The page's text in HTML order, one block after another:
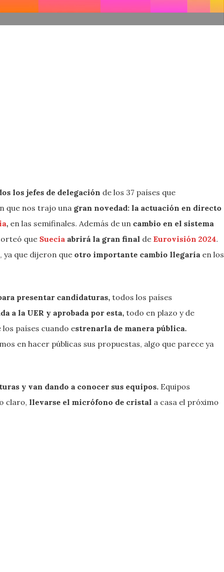
los jefes de delegación de los 37 países que
que nos trajo una gran novedad: la actuación en directo
, en las semifinales. Además de un cambio en el sistema
que Suecia abrirá la gran final de Eurovisión 2024.
ya que dijeron que otro importante cambio llegaría en los
presentar candidaturas, todos los países
a la UER y aprobada por esta, todo en plazo y de
países cuando estrenarla de manera pública.
en hacer públicas sus propuestas, algo que parece ya
y van dando a conocer sus equipos. Equipos
claro, llevarse el micrófono de cristal a casa el próximo